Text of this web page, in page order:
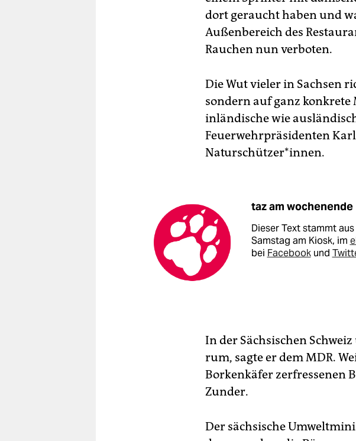
dort geraucht haben und
Außenbereich des
Rauchen nun verboten.
Die Wut vieler in Sachsen
sondern auf ganz konkrete
inländische wie
Feuerwehrpräsidenten
Naturschützer*innen.
taz am wochenende
Dieser Text stammt
Samstag am Kiosk, im
bei Facebookund
In der Sächsischen
rum, sagte er dem MDR.
Borken­käfer zerfressenen
Zunder.
Der sächsische